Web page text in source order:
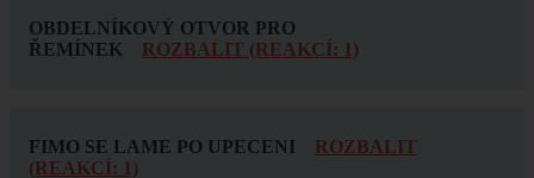
OBDELNÍKOVÝ OTVOR PRO
ŘEMÍNEK
ROZBALIT (REAKCÍ: 1)
FIMO SE LAME PO UPECENI
ROZBALIT
(REAKCÍ: 1)